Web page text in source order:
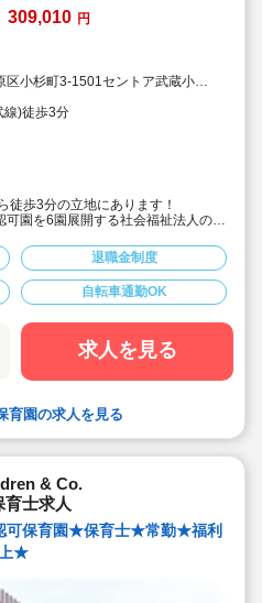
309,010 円
区小杉町3-1501セントア武蔵小杉
線)徒歩3分
歩3分の立地にあります！
園を6園展開する社会福祉法人の求
しており安心です！
給率等、大変充実しており、いつ
る人気の園さんです！
年間休日数も123日と多いです！
員保育士さんの年収が376万円と高
も園の場所も福利厚生も全て充実
す！
退職金制度
自転車通勤OK
求人を見る
育園の求人を見る
& Co.
士求人
可保育園★保育士★常勤★福利
上★